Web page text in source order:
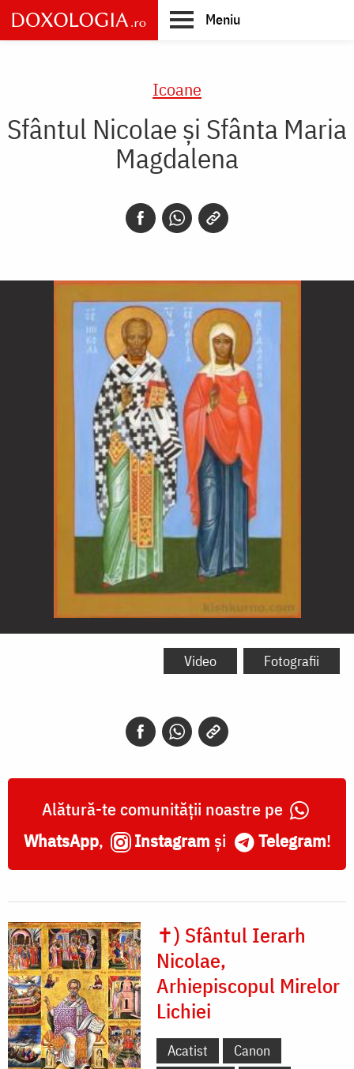
Skip
to
main
Meniu
Icoane
Sfântul Nicolae și Sfânta Maria
Magdalena
Sfântul
Video Fotografii
Alătură-te comunității noastre pe
WhatsApp, Instagram și Telegram!
✝) Sfântul Ierarh
Nicolae,
Arhiepiscopul Mirelor
Lichiei
Acatist
Canon